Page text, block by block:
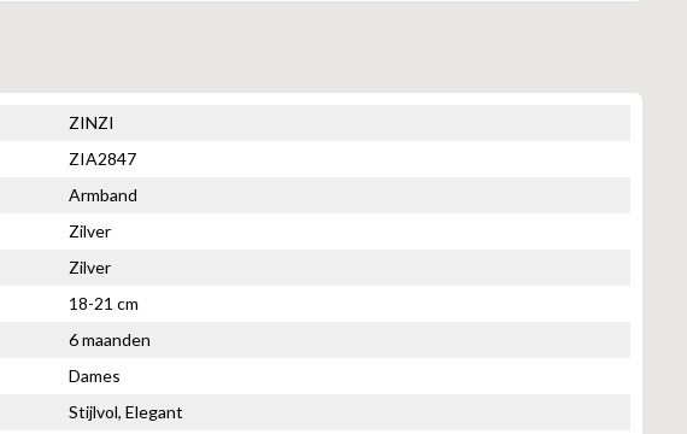
ZINZI
ZIA2847
Armband
Zilver
Zilver
18-21 cm
6 maanden
Dames
Stijlvol, Elegant